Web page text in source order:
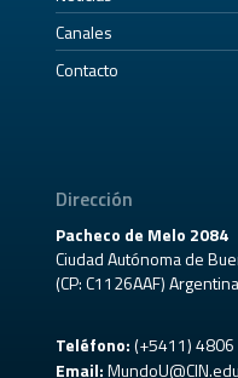
Canales
Contacto
Dirección
Pacheco de Melo 2084
Ciudad Autónoma de
(CP: C1126AAF) Argentina
Teléfono:(+5411)
Email: